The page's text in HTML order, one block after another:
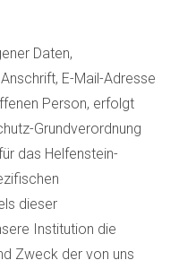
Daten,
E-Mail-Adresse
Person, erfolgt
Grundverordnung
das Helfenstein-
dieser
Institution die
Zweck der von uns